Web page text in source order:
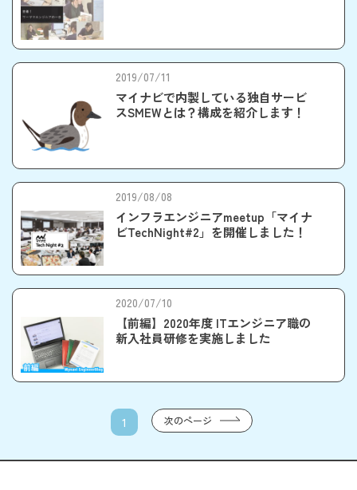
2019/07/11
マイナビで内製している独自サービ
スSMEWとは？構成を紹介します！
2019/08/08
インフラエンジニアmeetup「マイナ
ビTechNight#2」を開催しました！
2020/07/10
【前編】2020年度 ITエンジニア職の
新入社員研修を実施しました
1 次のページ